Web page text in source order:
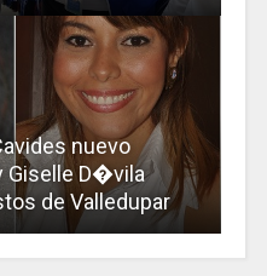
nuevo
Giselle D�vila
de Valledupar